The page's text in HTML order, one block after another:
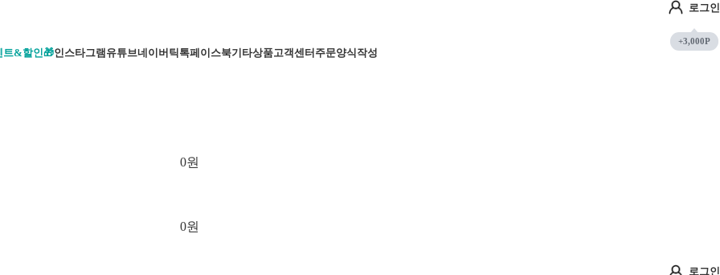
로그인
트&할인🎁인스타그램 유튜브네이버 틱톡페이스북기타상품고객센터 주문양식작성
0원
0원
로그인